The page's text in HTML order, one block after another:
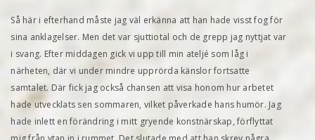
Så här i efterhand måste jag väl erkänna att han hade visst fog för
sina anklagelser. Men det var sjuttiotal och de grepp jag nyttjat var
i svang. Efter middagen gick vi upp till min ateljé som låg i
närheten, där vi under mindre upprörda känslor fortsatte
samtalet. Där fick jag också chansen att visa honom hur arbetet
hade utvecklats sen sommaren, vilket påverkade hans humör. Jag
hade inlett en förändring i mitt gryende konstnärskap, förflyttat